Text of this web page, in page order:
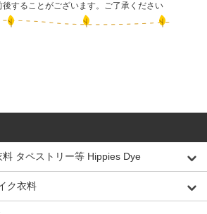
することがございます。ご了承ください
タペストリー等 Hippies Dye
ク衣料